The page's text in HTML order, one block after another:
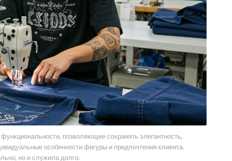
позволяющее сохранять элегантность,
особенности фигуры и предпочтения клиента.
но и служила долго.